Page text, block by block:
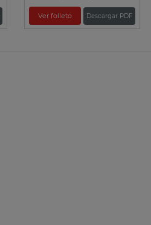
Ver folleto Descargar PDF